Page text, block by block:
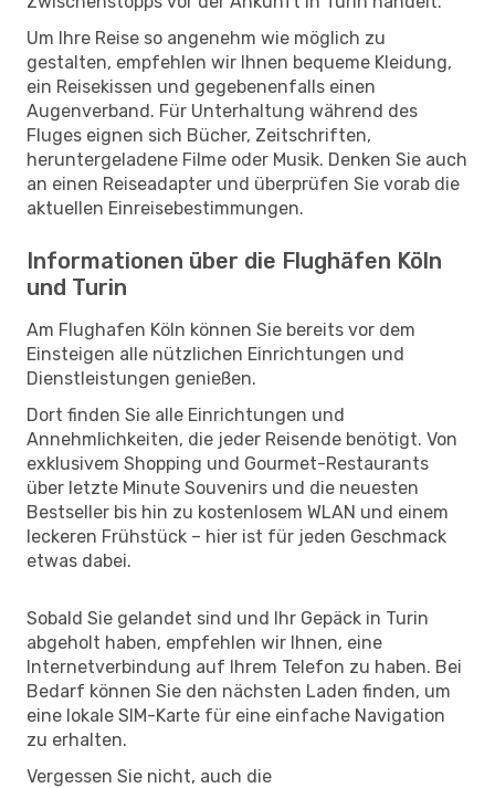
Um Ihre Reise so angenehm wie möglich zu
gestalten, empfehlen wir Ihnen bequeme Kleidung,
ein Reisekissen und gegebenenfalls einen
Augenverband. Für Unterhaltung während des
Fluges eignen sich Bücher, Zeitschriften,
heruntergeladene Filme oder Musik. Denken Sie auch
an einen Reiseadapter und überprüfen Sie vorab die
aktuellen Einreisebestimmungen.
Informationen über die Flughäfen Köln
und Turin
Am Flughafen Köln können Sie bereits vor dem
Einsteigen alle nützlichen Einrichtungen und
Dienstleistungen genießen.
Dort finden Sie alle Einrichtungen und
Annehmlichkeiten, die jeder Reisende benötigt. Von
exklusivem Shopping und Gourmet-Restaurants
über letzte Minute Souvenirs und die neuesten
Bestseller bis hin zu kostenlosem WLAN und einem
leckeren Frühstück – hier ist für jeden Geschmack
etwas dabei.
Sobald Sie gelandet sind und Ihr Gepäck in Turin
abgeholt haben, empfehlen wir Ihnen, eine
Internetverbindung auf Ihrem Telefon zu haben. Bei
Bedarf können Sie den nächsten Laden finden, um
eine lokale SIM-Karte für eine einfache Navigation
zu erhalten.
Vergessen Sie nicht, auch die